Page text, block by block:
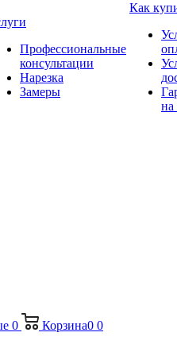
Профессиональные
консультации
Нарезка
Замеры
Как
на
0 Корзина0 0